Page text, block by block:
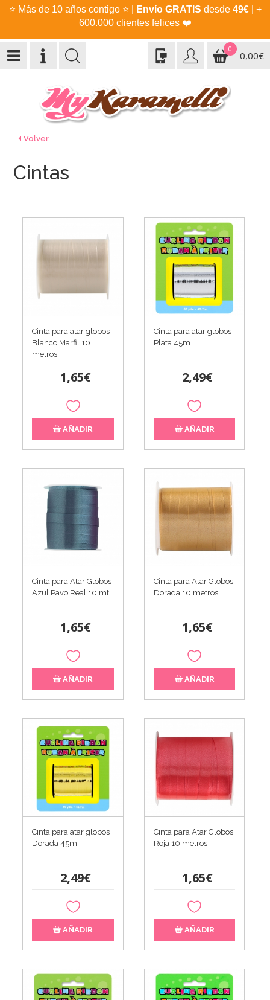
⭐ Más de 10 años contigo ⭐ Envío GRATIS desde 49€| +
600.000 clientes felices ❤️
0
0,00€
Volver
Cintas
Cinta para atar globos
Blanco Marfil 10
metros.
1,65€
AÑADIR
Cinta para atar globos
Plata 45m
2,49€
AÑADIR
Cinta para Atar Globos
Azul Pavo Real 10 mt
1,65€
AÑADIR
Cinta para Atar Globos
Dorada 10 metros
1,65€
AÑADIR
Cinta para atar globos
Dorada 45m
2,49€
AÑADIR
Cinta para Atar Globos
Roja 10 metros
1,65€
AÑADIR